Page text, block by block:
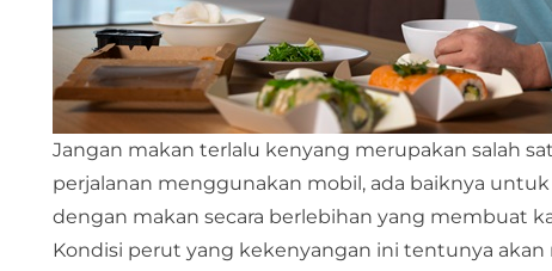
Jangan makan terlalu kenyang merupakan salah
perjalanan menggunakan mobil, ada baiknya
dengan makan secara berlebihan yang membuat
Kondisi perut yang kekenyangan ini tentunya